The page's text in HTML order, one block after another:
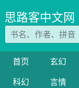
思路客中文网
首页 玄幻
科幻
言情